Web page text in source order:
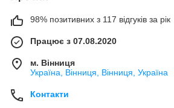
98% позитивних з 117 відгуків за рік
Працює з 07.08.2020
м. Вінниця
Україна, Вінниця, Вінниця, Україна
Контакти